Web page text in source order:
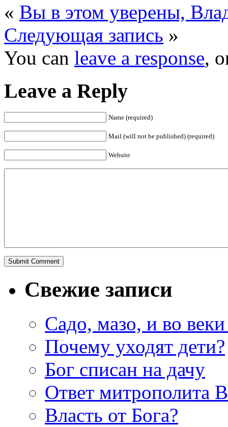
« Вы в этом уверены,
Следующая запись »
You can leave a response,
Leave a Reply
Name (required)
Mail (will not be published) (required)
Website
Свежие записи
Садо, мазо, и во веки
Почему уходят дети?
Бог списан на дачу
Ответ митрополита
Власть от Бога?